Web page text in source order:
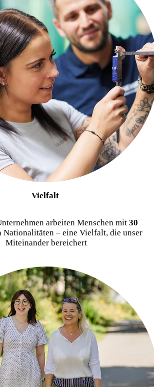
Vielfalt
arbeiten Menschen mit 30
Nationalitäten – eine Vielfalt, die unser
Miteinander bereichert